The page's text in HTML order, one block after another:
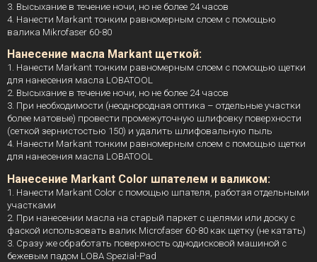
3. Высыхание в течение ночи, но не более 24 часов
4. Нанести Markant тонким равномерным слоем с помощью
валика Mikrofaser 60-80
Нанесение масла Markant щеткой:
1. Нанести Markant тонким равномерным слоем с помощью щетки
для нанесения масла LOBATOOL
2. Высыхание в течение ночи, но не более 24 часов
3. При необходимости (неоднородная оптика – отдельные участки
более матовые) провести промежуточную шлифовку поверхности
(сеткой зернистостью 150) и удалить шлифовальную пыль
4. Нанести Markant тонким равномерным слоем с помощью щетки
для нанесения масла LOBATOOL
Нанесение Markant Color шпателем и валиком:
1. Нанести Markant Color с помощью шпателя, работая отдельными
участками
2. При нанесении масла на старый паркет с щелями или доску с
фаской использовать валик Microfaser 60-80 как щетку (не катать)
3. Сразу же обработать поверхность однодисковой машиной с
бежевым падом LOBA Spezial-Pad